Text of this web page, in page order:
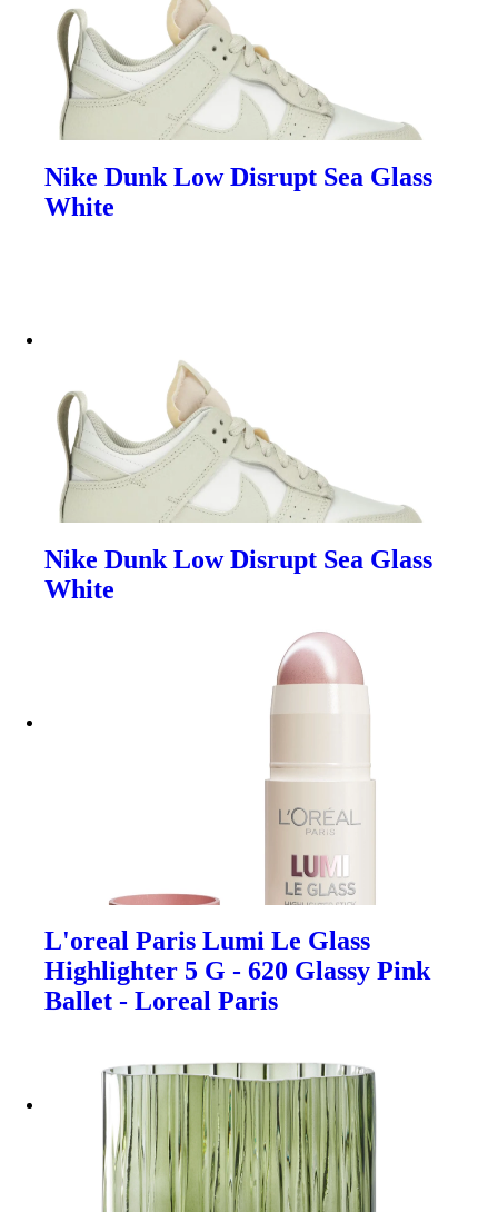
Nike Dunk Low Disrupt Sea Glass
White
Nike Dunk Low Disrupt Sea Glass
White
L'oreal Paris Lumi Le Glass
Highlighter 5 G - 620 Glassy Pink
Ballet - Loreal Paris